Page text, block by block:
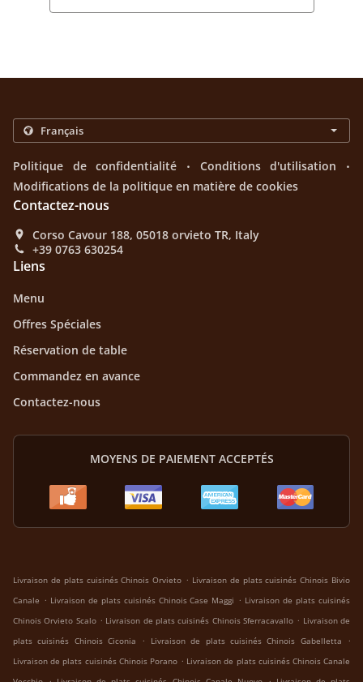
Politique de confidentialité . Conditions d'utilisation .
Modifications de la politique en matière de cookies
Contactez-nous
Corso Cavour 188, 05018 orvieto TR, Italy
+39 0763 630254
Liens
Menu
Offres Spéciales
Réservation de table
Commandez en avance
Contactez-nous
MOYENS DE PAIEMENT ACCEPTÉS
Livraison de plats cuisinés Chinois Orvieto . Livraison de plats cuisinés Chinois Bivio
Canale . Livraison de plats cuisinés Chinois Case Maggi . Livraison de plats cuisinés
Chinois Orvieto Scalo . Livraison de plats cuisinés Chinois Sferracavallo . Livraison de
plats cuisinés Chinois Ciconia
. Livraison de plats cuisinés Chinois Gabelletta
.
Livraison de plats cuisinés Chinois Porano . Livraison de plats cuisinés Chinois Canale
. .